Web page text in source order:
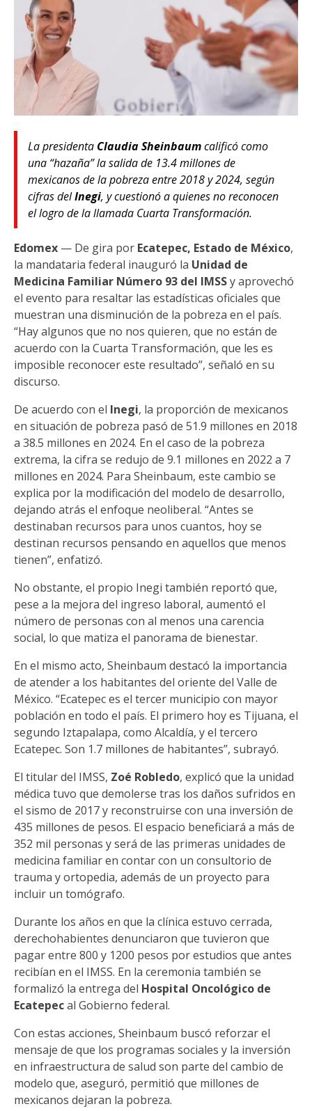
La presidenta Claudia Sheinbaumcalificó como
una “hazaña” la salida de 13.4 millones de
mexicanos de la pobreza entre 2018 y 2024, según
cifras delInegi, y cuestionó a quienes no reconocen
el logro de la llamada Cuarta Transformación.
Edomex — De gira por Ecatepec, Estado de México,
la mandataria federal inauguró la Unidad de
Medicina Familiar Número 93 del IMSSy aprovechó
el evento para resaltar las estadísticas oficiales que
muestran una disminución de la pobreza en el país.
“Hay algunos que no nos quieren, que no están de
acuerdo con la Cuarta Transformación, que les es
imposible reconocer este resultado”, señaló en su
discurso.
De acuerdo con el Inegi, la proporción de mexicanos
en situación de pobreza pasó de 51.9 millones en 2018
a 38.5 millones en 2024. En el caso de la pobreza
extrema, la cifra se redujo de 9.1 millones en 2022 a 7
millones en 2024. Para Sheinbaum, este cambio se
explica por la modificación del modelo de desarrollo,
dejando atrás el enfoque neoliberal. “Antes se
destinaban recursos para unos cuantos, hoy se
destinan recursos pensando en aquellos que menos
tienen”, enfatizó.
No obstante, el propio Inegi también reportó que,
pese a la mejora del ingreso laboral, aumentó el
número de personas con al menos una carencia
social, lo que matiza el panorama de bienestar.
En el mismo acto, Sheinbaum destacó la importancia
de atender a los habitantes del oriente del Valle de
México. “Ecatepec es el tercer municipio con mayor
población en todo el país. El primero hoy es Tijuana, el
segundo Iztapalapa, como Alcaldía, y el tercero
Ecatepec. Son 1.7 millones de habitantes”, subrayó.
El titular del IMSS, Zoé Robledo, explicó que la unidad
médica tuvo que demolerse tras los daños sufridos en
el sismo de 2017 y reconstruirse con una inversión de
435 millones de pesos. El espacio beneficiará a más de
352 mil personas y será de las primeras unidades de
medicina familiar en contar con un consultorio de
trauma y ortopedia, además de un proyecto para
incluir un tomógrafo.
Durante los años en que la clínica estuvo cerrada,
derechohabientes denunciaron que tuvieron que
pagar entre 800 y 1200 pesos por estudios que antes
recibían en el IMSS. En la ceremonia también se
formalizó la entrega del Hospital Oncológico de
Ecatepecal Gobierno federal.
Con estas acciones, Sheinbaum buscó reforzar el
mensaje de que los programas sociales y la inversión
en infraestructura de salud son parte del cambio de
modelo que, aseguró, permitió que millones de
mexicanos dejaran la pobreza.